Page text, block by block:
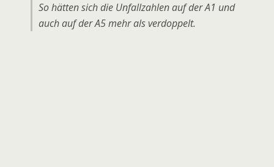
So hätten sich die Unfallzahlen auf der A1 und
auch auf der A5 mehr als verdoppelt.